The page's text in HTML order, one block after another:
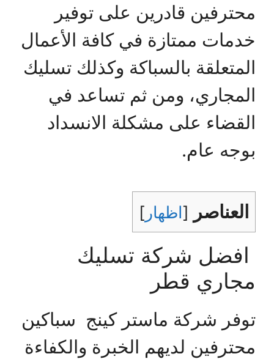
محترفين قادرين على توفير
خدمات ممتازة في كافة الأعمال
المتعلقة بالسباكة وكذلك تسليك
المجاري، ومن ثم تساعد في
القضاء على مشكلة الانسداد
بوجه عام.
العناصر [اظهار ]
افضل شركة تسليك
مجاري قطر
توفر شركة ماستر كينج سباكين
محترفين لديهم الخبرة والكفاءة